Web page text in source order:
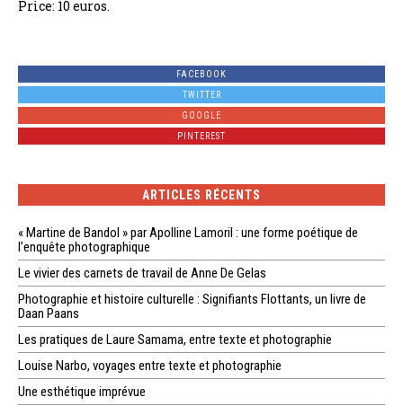
Price: 10 euros.
FACEBOOK
TWITTER
GOOGLE
PINTEREST
ARTICLES RÉCENTS
« Martine de Bandol » par Apolline Lamoril : une forme poétique de
l’enquête photographique
Le vivier des carnets de travail de Anne De Gelas
Photographie et histoire culturelle : Signifiants Flottants, un livre de
Daan Paans
Les pratiques de Laure Samama, entre texte et photographie
Louise Narbo, voyages entre texte et photographie
Une esthétique imprévue